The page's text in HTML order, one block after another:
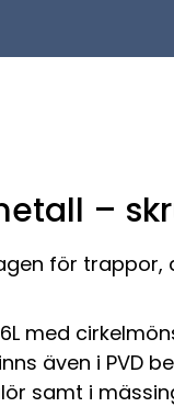
–
för trappor,
med
även i PVD
samt i